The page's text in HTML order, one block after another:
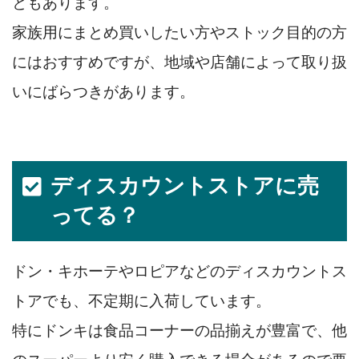
家族用にまとめ買いしたい方やストック目的の方
にはおすすめですが、地域や店舗によって取り扱
いにばらつきがあります。
ディスカウントストアに売
ってる？
ドン・キホーテやロピアなどのディスカウントス
トアでも、不定期に入荷しています。
特にドンキは食品コーナーの品揃えが豊富で、他